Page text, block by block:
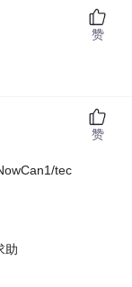
赞
tec
助
赞